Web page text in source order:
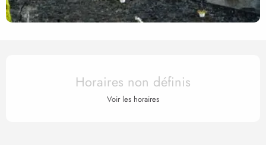
Ouverture et coordonnées
Horaires non définis
Voir les horaires